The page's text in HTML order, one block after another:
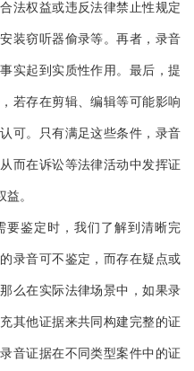
法权益或违反法律禁止性规定
装窃听器偷录等。再者，录音
实起到实质性作用。最后，提
若存在剪辑、编辑等可能影响
可。只有满足这些条件，录音
而在诉讼等法律活动中发挥证
。
要鉴定时，我们了解到清晰完
录音可不鉴定，而存在疑点或
么在实际法律场景中，如果录
其他证据来共同构建完整的证
音证据在不同类型案件中的证